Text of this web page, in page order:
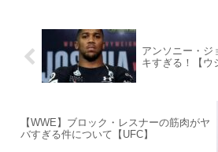
アンソニー・ジ
キすぎる！【ウ
【WWE】ブロック・レスナーの筋肉がヤ
バすぎる件について【UFC】